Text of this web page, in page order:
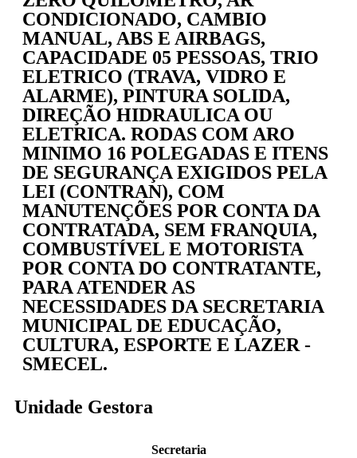
CONDICIONADO, CAMBIO
MANUAL, ABS E AIRBAGS,
CAPACIDADE 05 PESSOAS, TRIO
ELETRICO (TRAVA, VIDRO E
ALARME), PINTURA SOLIDA,
DIREÇÃO HIDRAULICA OU
ELETRICA. RODAS COM ARO
MINIMO 16 POLEGADAS E ITENS
DE SEGURANÇA EXIGIDOS PELA
LEI (CONTRAN), COM
MANUTENÇÕES POR CONTA DA
CONTRATADA, SEM FRANQUIA,
COMBUSTÍVEL E MOTORISTA
POR CONTA DO CONTRATANTE,
PARA ATENDER AS
NECESSIDADES DA SECRETARIA
MUNICIPAL DE EDUCAÇÃO,
CULTURA, ESPORTE E LAZER -
SMECEL.
Unidade Gestora
Secretaria